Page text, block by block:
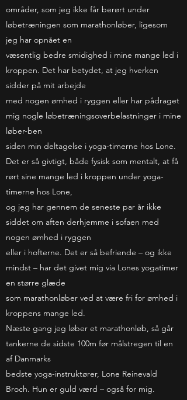
områder, som jeg ikke får berørt under
løbetræningen som marathonløber, ligesom
jeg har opnået en
væsentlig bedre smidighed i mine mange led i
kroppen. Det har betydet, at jeg hverken
sidder på mit arbejde
med nogen ømhed i ryggen eller har pådraget
mig nogle løbetræningsoverbelastninger i mine
løber-ben
siden min deltagelse i yoga-timerne hos Lone.
Det er så givtigt, både fysisk som mentalt, at få
rørt sine mange led i kroppen under yoga-
timerne hos Lone,
og jeg har gennem de seneste par år ikke
siddet om aften derhjemme i sofaen med
nogen ømhed i ryggen
eller i hofterne. Det er så befriende – og ikke
mindst – har det givet mig via Lones yogatimer
en større glæde
som marathonløber ved at være fri for ømhed i
kroppens mange led.
Næste gang jeg løber et marathonløb, så går
tankerne de sidste 100m før målstregen til en
af Danmarks
bedste yoga-instruktører, Lone Reinevald
Broch. Hun er guld værd – også for mig.